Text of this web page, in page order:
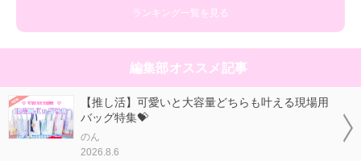
ランキング一覧を見る
編集部オススメ記事
【推し活】可愛いと大容量どちらも叶える現場用
バッグ特集💝
のん
2026.8.6